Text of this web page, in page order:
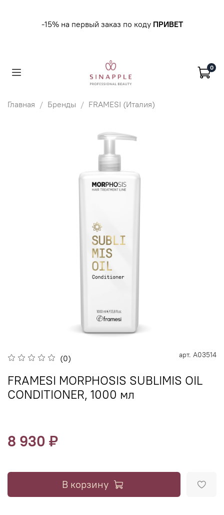
-15% на первый заказ по коду ПРИВЕТ
0
Главная Бренды FRAMESI (Италия)
(0) арт. A03514
FRAMESI MORPHOSIS SUBLIMIS OIL
CONDITIONER, 1000 мл
8 930 ₽
В корзину